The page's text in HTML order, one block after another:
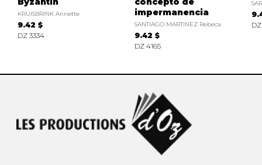
KRUISBRINK Annette
9.42 $
DZ 3334
impermanencia
SANTIAGO MARTINEZ Rebeca
9.42 $
DZ 4165